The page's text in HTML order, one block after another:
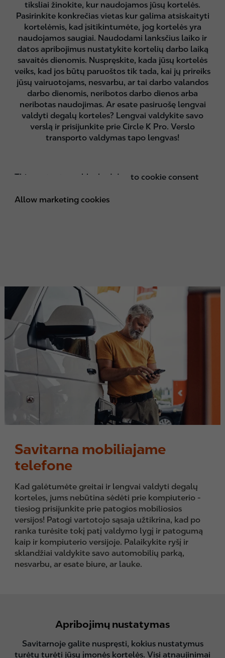
tiksliai žinokite, kur naudojamos jūsų kortelės.
Pasirinkite konkrečias vietas kur galima atsiskaityti
kortelėmis, kad įsitikintumėte, jog kortelės yra
naudojamos saugiai. Naudodami lanksčius laiko ir
datos apribojimus nustatykite kortelių darbo laiką
savaitės dienomis. Nuspręskite, kada jūsų kortelės
veiks, kad jos būtų paruoštos tik tada, kai jų prireiks
jūsų vairuotojams, nesvarbu, ar tai darbo valandos
darbo dienomis, neribotos darbo dienos arba
neribotas naudojimas. Ar esate pasiruošę lengvai
valdyti degalų korteles? Lengvai valdykite savo
verslą ir prisijunkite prie Circle K Pro. Verslo
transporto valdymas tapo lengvas!
This content was blocked due to cookie consent
Allow marketing cookies
Savitarna mobiliajame
telefone
Kad galėtumėte greitai ir lengvai valdyti degalų
korteles, jums nebūtina sėdėti prie kompiuterio -
tiesiog prisijunkite prie patogios mobiliosios
versijos! Patogi vartotojo sąsaja užtikrina, kad po
ranka turėsite tokį patį valdymo lygį ir patogumą
kaip ir kompiuterio versijoje. Palaikykite ryšį ir
sklandžiai valdykite savo automobilių parką,
nesvarbu, ar esate biure, ar lauke.
Apribojimų nustatymas
Savitarnoje galite nuspręsti, kokius nustatymus
turėtų turėti jūsų įmonės kortelės. Visi atnaujinimai